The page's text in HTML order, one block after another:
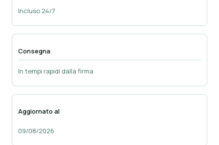
Incluso 24/7
Consegna
In tempi rapidi dalla firma
Aggiornato al
09/08/2026